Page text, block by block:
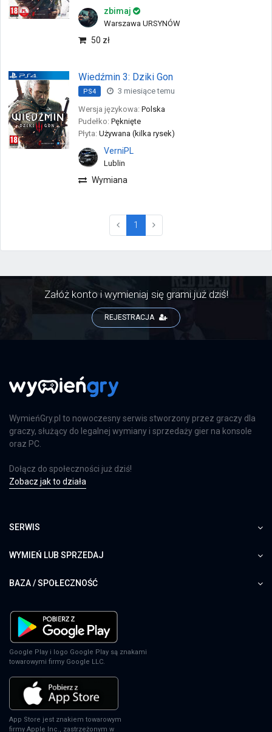
zbimaj
Warszawa URSYNÓW
50 zł
Wiedźmin 3: Dziki Gon
PS4
3 miesiące temu
Wersja językowa: Polska
Pudełko: Pęknięte
Płyta: Używana (kilka rysek)
VerniPL
Lublin
Wymiana
1 (current)
Załóż konto i wymieniaj się grami już dziś!
REJESTRACJA
WymieńGry.pl to nowoczesny serwis stworzony przez graczy dla
graczy, służący do legalnej wymiany i sprzedaży gier na konsole
oraz PC.
Dołącz do społeczności już dziś!
Zobacz jak to działa
SERWIS
WYMIEŃ LUB SPRZEDAJ
BAZA / SPOŁECZNOŚĆ
Google Play i logo Google Play są znakami
towarowymi firmy Google LLC.
App Store jest znakiem towarowym
firmy Apple Inc., zastrzeżonym w